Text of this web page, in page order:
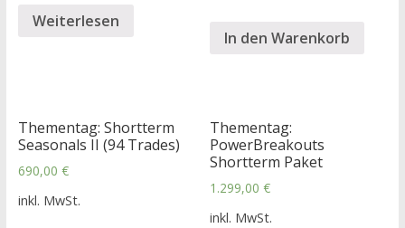
Weiterlesen
In den Warenkorb
Thementag: Shortterm
Seasonals II (94 Trades)
690,00 €
inkl. MwSt.
Thementag:
PowerBreakouts
Shortterm Paket
1.299,00€
inkl. MwSt.